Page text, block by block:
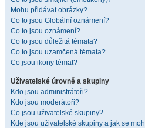
Mohu přidávat obrázky?
Co to jsou Globální oznámení?
Co to jsou oznámení?
Co to jsou důležitá témata?
Co to jsou uzamčená témata?
Co jsou ikony témat?
Uživatelské úrovně a skupiny
Kdo jsou administrátoři?
Kdo jsou moderátoři?
Co jsou uživatelské skupiny?
Kde jsou uživatelské skupiny a jak se